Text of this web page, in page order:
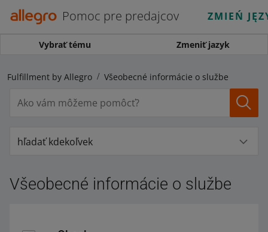
Pomoc pre predajcov ZMIEŃ
Vybrať tému Zmeniť jazyk
Fulfillment by Allegro Všeobecné informácie o službe
hľadať kdekoľvek
Všeobecné informácie o službe